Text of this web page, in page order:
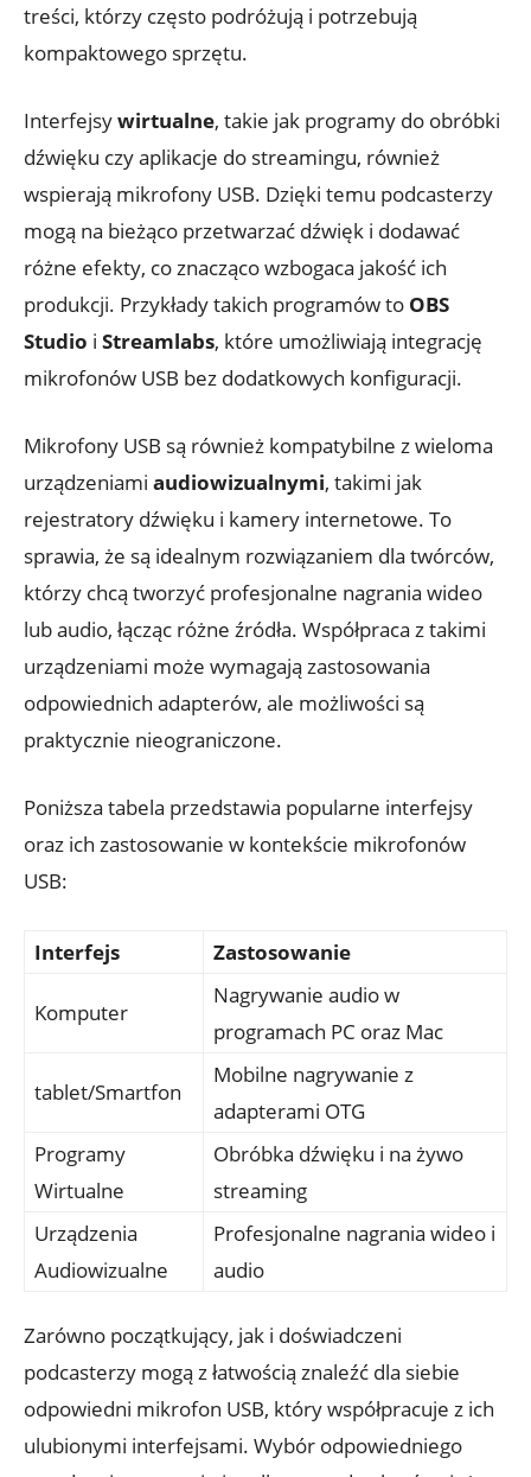
treści, którzy często podróżują i potrzebują
kompaktowego sprzętu.
Interfejsywirtualne, takie jak programy do obróbki
dźwięku czy aplikacje do streamingu, również
wspierają mikrofony USB. Dzięki temu podcasterzy
mogą na bieżąco przetwarzać dźwięk i dodawać
różne efekty, co znacząco wzbogaca jakość ich
produkcji. Przykłady takich programów to OBS
Studio i Streamlabs, które umożliwiają integrację
mikrofonów USB bez dodatkowych konfiguracji.
Mikrofony USB są również kompatybilne z wieloma
urządzeniami audiowizualnymi, takimi jak
rejestratory dźwięku i kamery internetowe. To
sprawia, że są idealnym rozwiązaniem dla twórców,
którzy chcą tworzyć profesjonalne nagrania wideo
lub audio, łącząc różne źródła. Współpraca z takimi
urządzeniami może wymagają zastosowania
odpowiednich adapterów, ale możliwości są
praktycznie nieograniczone.
Poniższa tabela przedstawia popularne interfejsy
oraz ich zastosowanie w kontekście mikrofonów
USB:
Interfejs Zastosowanie
Komputer
Nagrywanie audio w
programach PC oraz Mac
tablet/Smartfon
Mobilne nagrywanie z
adapterami OTG
Programy
Wirtualne
Obróbka dźwięku i na żywo
streaming
Urządzenia
Audiowizualne
Profesjonalne nagrania wideo i
audio
Zarówno początkujący, jak i doświadczeni
podcasterzy mogą z łatwością znaleźć dla siebie
odpowiedni mikrofon USB, który współpracuje z ich
ulubionymi interfejsami. Wybór odpowiedniego